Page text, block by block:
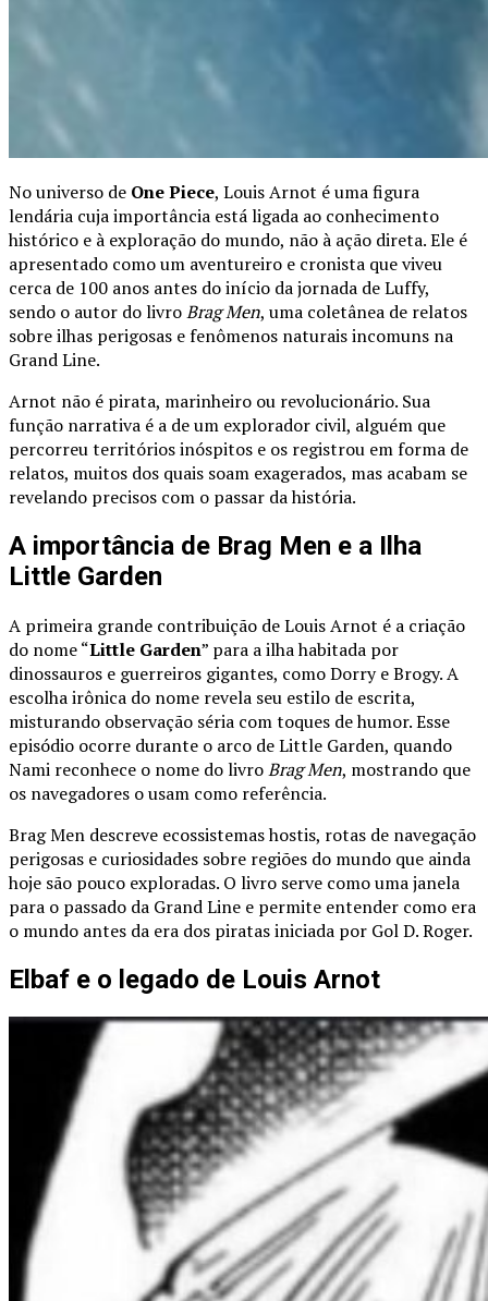
No universo de One Piece, Louis Arnot é uma figura
lendária cuja importância está ligada ao conhecimento
histórico e à exploração do mundo, não à ação direta. Ele é
apresentado como um aventureiro e cronista que viveu
cerca de 100 anos antes do início da jornada de Luffy,
sendo o autor do livroBrag Men, uma coletânea de relatos
sobre ilhas perigosas e fenômenos naturais incomuns na
Grand Line.
Arnot não é pirata, marinheiro ou revolucionário. Sua
função narrativa é a de um explorador civil, alguém que
percorreu territórios inóspitos e os registrou em forma de
relatos, muitos dos quais soam exagerados, mas acabam se
revelando precisos com o passar da história.
A importância de Brag Men e a Ilha
Little Garden
A primeira grande contribuição de Louis Arnot é a criação
do nome “Little Garden” para a ilha habitada por
dinossauros e guerreiros gigantes, como Dorry e Brogy. A
escolha irônica do nome revela seu estilo de escrita,
misturando observação séria com toques de humor. Esse
episódio ocorre durante o arco de Little Garden, quando
Nami reconhece o nome do livroBrag Men, mostrando que
os navegadores o usam como referência.
Brag Men descreve ecossistemas hostis, rotas de navegação
perigosas e curiosidades sobre regiões do mundo que ainda
hoje são pouco exploradas. O livro serve como uma janela
para o passado da Grand Line e permite entender como era
o mundo antes da era dos piratas iniciada por Gol D. Roger.
Elbaf e o legado de Louis Arnot